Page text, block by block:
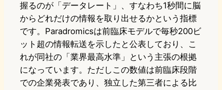
握るのが「データレート」、すなわち1秒間に脳
からどれだけの情報を取り出せるかという指標
です。Paradromicsは前臨床モデルで毎秒200ビ
ット超の情報転送を示したと公表しており、こ
れが同社の「業界最高水準」という主張の根拠
になっています。ただしこの数値は前臨床段階
での企業発表であり、独立した第三者による比